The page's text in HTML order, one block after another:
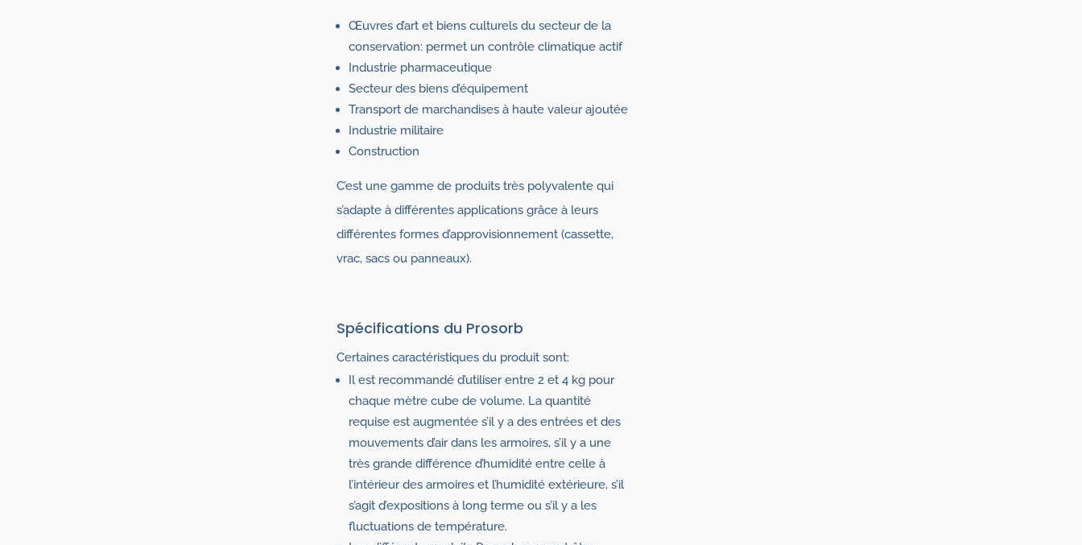
Œuvres d’art et biens culturels du secteur de la
conservation: permet un contrôle climatique actif
Industrie pharmaceutique
Secteur des biens d’équipement
Transport de marchandises à haute valeur ajoutée
Industrie militaire
Construction
C’est une gamme de produits très polyvalente qui
s’adapte à différentes applications grâce à leurs
différentes formes d’approvisionnement (cassette,
vrac, sacs ou panneaux).
Spécifications du Prosorb
Certaines caractéristiques du produit sont:
Il est recommandé d’utiliser entre 2 et 4 kg pour
chaque mètre cube de volume. La quantité
requise est augmentée s’il y a des entrées et des
mouvements d’air dans les armoires, s’il y a une
très grande différence d’humidité entre celle à
l’intérieur des armoires et l’humidité extérieure, s’il
s’agit d’expositions à long terme ou s’il y a les
fluctuations de température.